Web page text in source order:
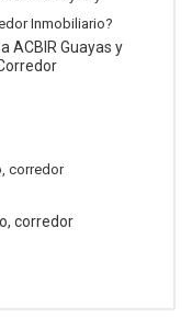
ACBIR Guayas y
corredor